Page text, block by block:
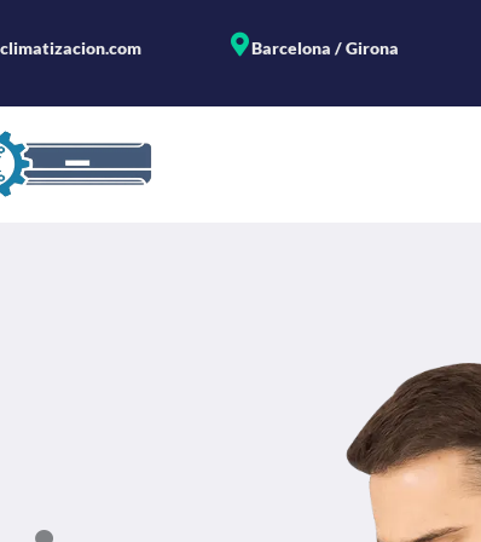
Barcelona / Girona